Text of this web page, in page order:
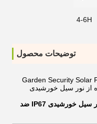
4-6H
توضیحات محصول
Garden Security Solar
سری ZK-TL در فضای باز استفاده از نور سیل خورشیدی IP67 ضد